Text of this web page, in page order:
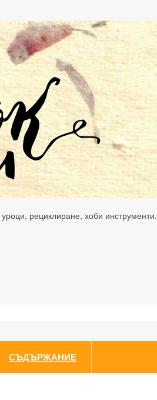
рециклиране, хоби инструменти.
СЪДЪРЖАНИЕ